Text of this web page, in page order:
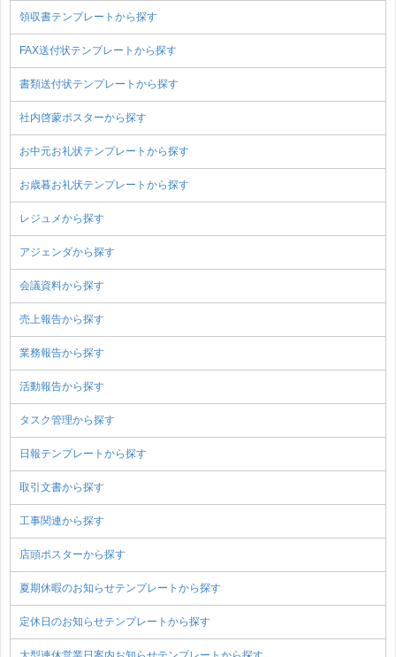
領収書テンプレートから探す
FAX送付状テンプレートから探す
書類送付状テンプレートから探す
社内啓蒙ポスターから探す
お中元お礼状テンプレートから探す
お歳暮お礼状テンプレートから探す
レジュメから探す
アジェンダから探す
会議資料から探す
売上報告から探す
業務報告から探す
活動報告から探す
タスク管理から探す
日報テンプレートから探す
取引文書から探す
工事関連から探す
店頭ポスターから探す
夏期休暇のお知らせテンプレートから探す
定休日のお知らせテンプレートから探す